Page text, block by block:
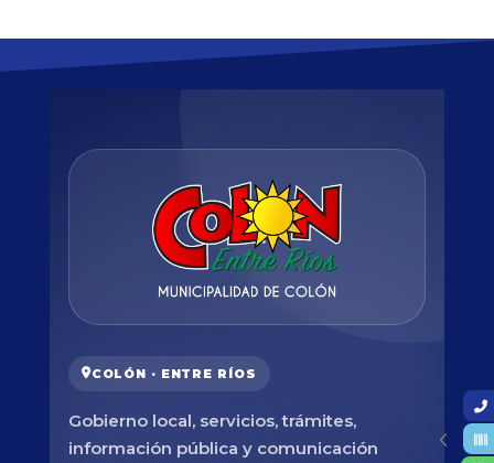
COLÓN · ENTRE RÍOS
Gobierno local, servicios, trámites,
información pública y comunicación